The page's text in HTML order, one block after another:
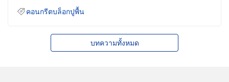
คอนกรีตบล็อกปูพื้น
บทความทั้งหมด